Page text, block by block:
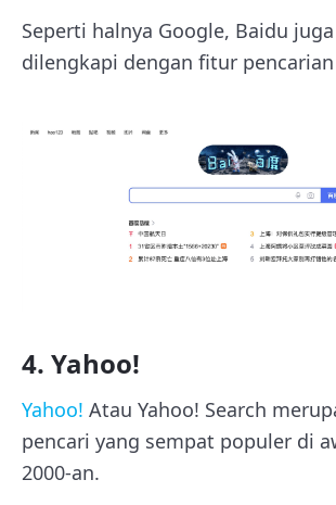
Seperti halnya Google, Baidu
dilengkapi dengan fitur
4. Yahoo!
Yahoo! Atau Yahoo! Search
pencari yang sempat populer di
2000-an.